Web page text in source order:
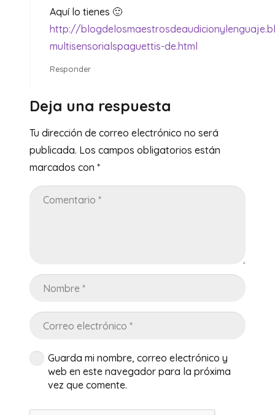
Aquí lo tienes 🙂
http://
multisensorialspaguettis-de.html
Responder
Deja una respuesta
Tu dirección de correo electrónico no será
publicada. Los campos obligatorios están
marcados con *
Guarda mi nombre, correo electrónico y
web en este navegador para la próxima
vez que comente.